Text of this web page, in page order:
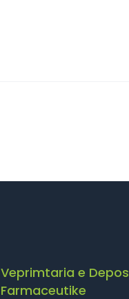
Veprimtaria e Depos
Farmaceutike